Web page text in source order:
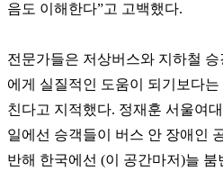
음도 이해한다”고 고백했다.
전문가들은 저상버스와 지하철
에게 실질적인 도움이 되기보다는
친다고 지적했다. 정재훈 서울여
일에선 승객들이 버스 안 장애인
반해 한국에선 (이 공간마저)늘 붐